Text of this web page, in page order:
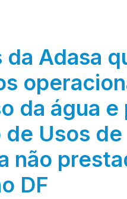
Adasa
da água e
de Usos de
não
DF